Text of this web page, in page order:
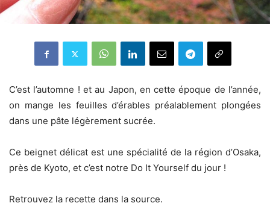
C’est l’automne ! et au Japon, en cette époque de l’année,
on mange les feuilles d’érables préalablement plongées
dans une pâte légèrement sucrée.
Ce beignet délicat est une spécialité de la région d’Osaka,
près de Kyoto, et c’est notre Do It Yourself du jour !
Retrouvez la recette dans la source.